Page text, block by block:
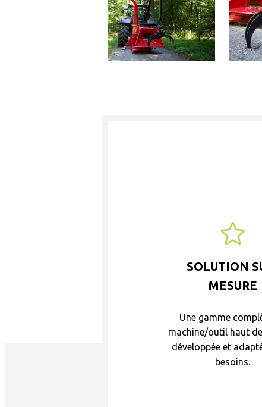
SOLUTION
MESURE
Une gamme
machine/outil haut
développée et
besoins.